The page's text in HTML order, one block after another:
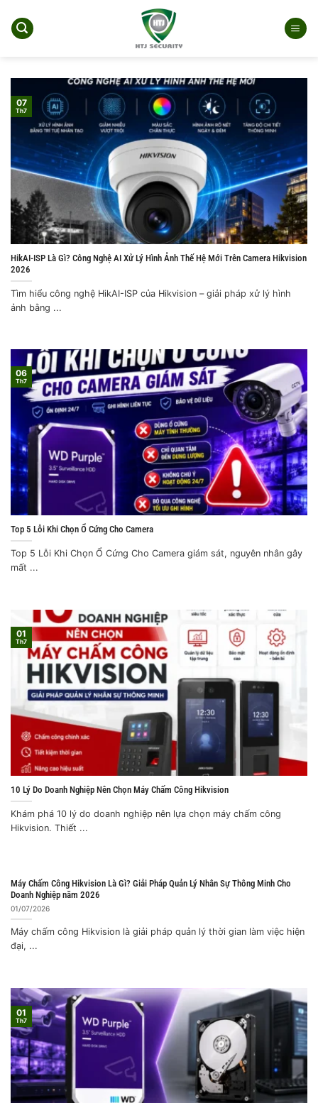
qua
HikAI-ISP Là Gì? Công Nghệ AI Xử Lý Hình Ảnh Thế Hệ Mới Trên Camera Hikvision
2026
Tìm hiểu công nghệ HikAI-ISP của Hikvision – giải pháp xử lý hình
ảnh bằng ...
07
Th7
Top 5 Lỗi Khi Chọn Ổ Cứng Cho Camera
Top 5 Lỗi Khi Chọn Ổ Cứng Cho Camera giám sát, nguyên nhân gây
mất ...
06
Th7
10 Lý Do Doanh Nghiệp Nên Chọn Máy Chấm Công Hikvision
Khám phá 10 lý do doanh nghiệp nên lựa chọn máy chấm công
Hikvision. Thiết ...
01
Th7
Máy Chấm Công Hikvision Là Gì? Giải Pháp Quản Lý Nhân Sự Thông Minh Cho
Doanh Nghiệp năm 2026
01/07/2026
Máy chấm công Hikvision là giải pháp quản lý thời gian làm việc hiện
đại, ...
01
Th7